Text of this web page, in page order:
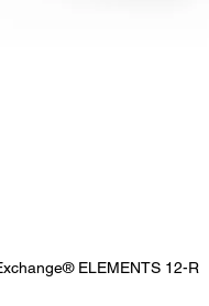
ELEMENTS 12-R